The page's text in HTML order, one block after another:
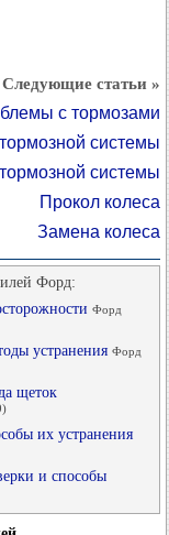
Следующие статьи »
с тормозами
системы
системы
Прокол колеса
Замена колеса
Форд:
Форд
устранения Форд
щеток
их устранения
и способы